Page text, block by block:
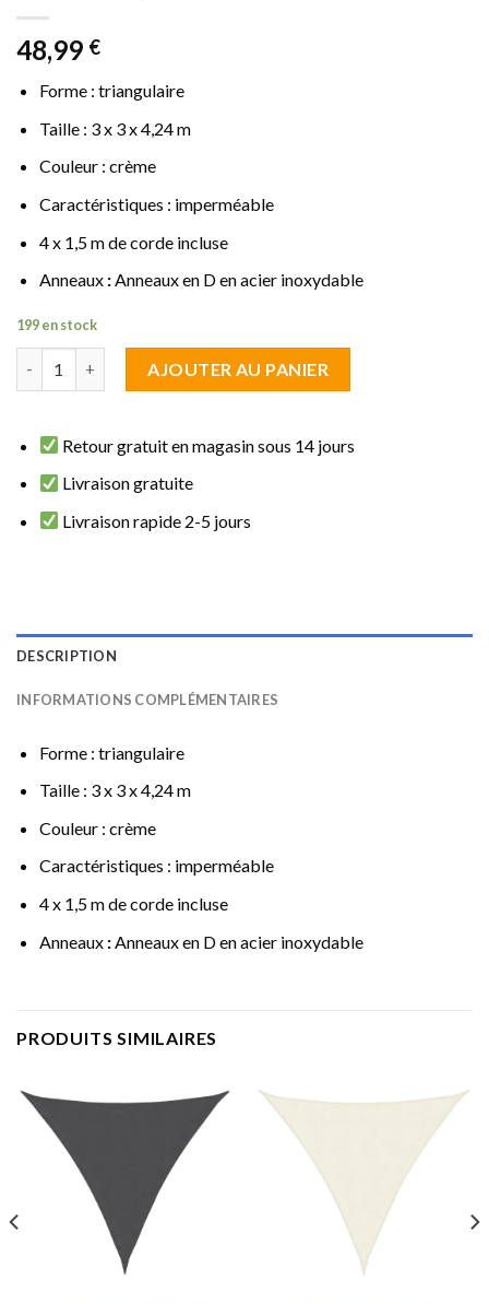
48,99 €
Forme : triangulaire
Taille : 3 x 3 x 4,24 m
Couleur : crème
Caractéristiques : imperméable
4 x 1,5 m de corde incluse
Anneaux:Anneaux en D en acier inoxydable
199 en stock
AJOUTER AU PANIER
Retour gratuit en magasin sous 14 jours
Livraison gratuite
Livraison rapide 2-5 jours
DESCRIPTION
INFORMATIONS COMPLÉMENTAIRES
Forme : triangulaire
Taille : 3 x 3 x 4,24 m
Couleur : crème
Caractéristiques : imperméable
4 x 1,5 m de corde incluse
Anneaux: Anneaux en D en acier inoxydable
PRODUITS SIMILAIRES